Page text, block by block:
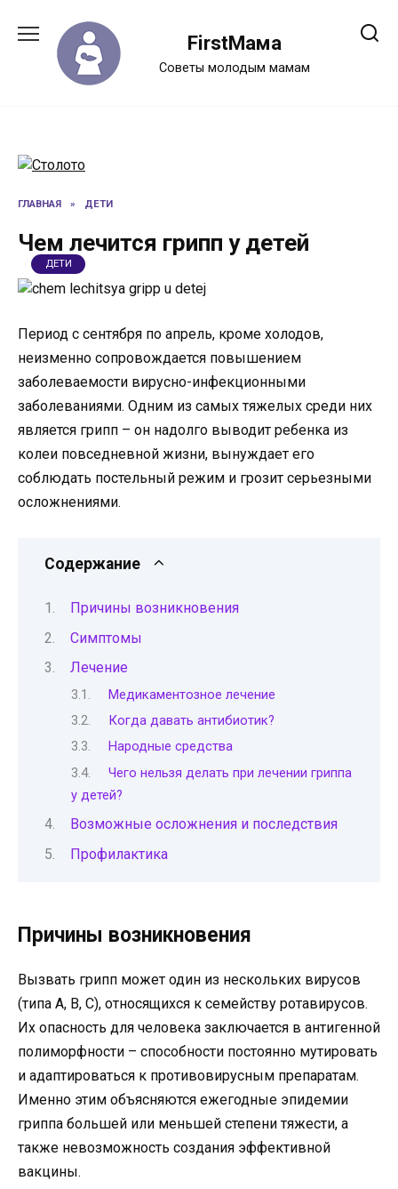
содержанию
FirstМама
Советы молодым мамам
ГЛАВНАЯ » ДЕТИ
Чем лечится грипп у детей
ДЕТИ
Период с сентября по апрель, кроме холодов,
неизменно сопровождается повышением
заболеваемости вирусно-инфекционными
заболеваниями. Одним из самых тяжелых среди них
является грипп – он надолго выводит ребенка из
колеи повседневной жизни, вынуждает его
соблюдать постельный режим и грозит серьезными
осложнениями.
Содержание
Причины возникновения
Симптомы
Лечение
Медикаментозное лечение
Когда давать антибиотик?
Народные средства
Чего нельзя делать при лечении гриппа
у детей?
Возможные осложнения и последствия
Профилактика
Причины возникновения
Вызвать грипп может один из нескольких вирусов
(типа А, В, С), относящихся к семейству ротавирусов.
Их опасность для человека заключается в антигенной
полиморфности – способности постоянно мутировать
и адаптироваться к противовирусным препаратам.
Именно этим объясняются ежегодные эпидемии
гриппа большей или меньшей степени тяжести, а
также невозможность создания эффективной
вакцины.